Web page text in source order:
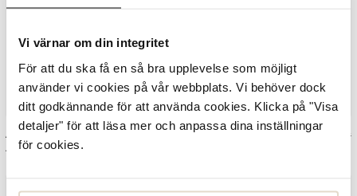
Vi värnar om din integritet
För att du ska få en så bra upplevelse som möjligt
använder vi cookies på vår webbplats. Vi behöver dock
ditt godkännande för att använda cookies. Klicka på "Visa
detaljer" för att läsa mer och anpassa dina inställningar
för cookies.
Axelda
AntwerpenRosa
price :559 kr Previous price :
kr
Axelda
Current price:1 499 krPrevious price
1 499 kr 1 800 kr